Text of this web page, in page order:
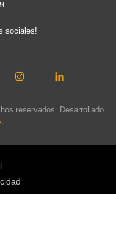
sociales!
reservados. Desarrollado